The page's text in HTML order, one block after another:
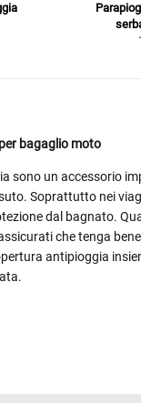
bagaglio moto
sono un accessorio
Soprattutto nei
dal bagnato.
che tenga
antipioggia